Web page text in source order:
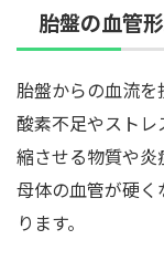
胎盤の血管
胎盤からの血流
酸素不足やスト
縮させる物質や炎
母体の血管が硬
ります。